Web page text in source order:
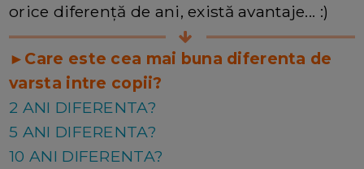
orice diferență de ani, există avantaje... :)
►Care este cea mai buna diferenta de
varsta intre copii?
2 ANI DIFERENTA?
5 ANI DIFERENTA?
10 ANI DIFERENTA?